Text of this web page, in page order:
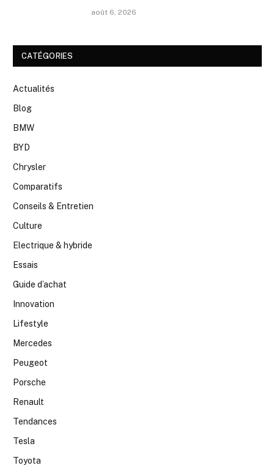
août 6, 2026
CATÉGORIES
Actualités
Blog
BMW
BYD
Chrysler
Comparatifs
Conseils & Entretien
Culture
Electrique & hybride
Essais
Guide d’achat
Innovation
Lifestyle
Mercedes
Peugeot
Porsche
Renault
Tendances
Tesla
Toyota